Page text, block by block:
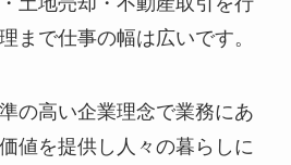
まで仕事の幅は広いです。
の高い企業理念で業務にあ
値を提供し人々の暮らしに